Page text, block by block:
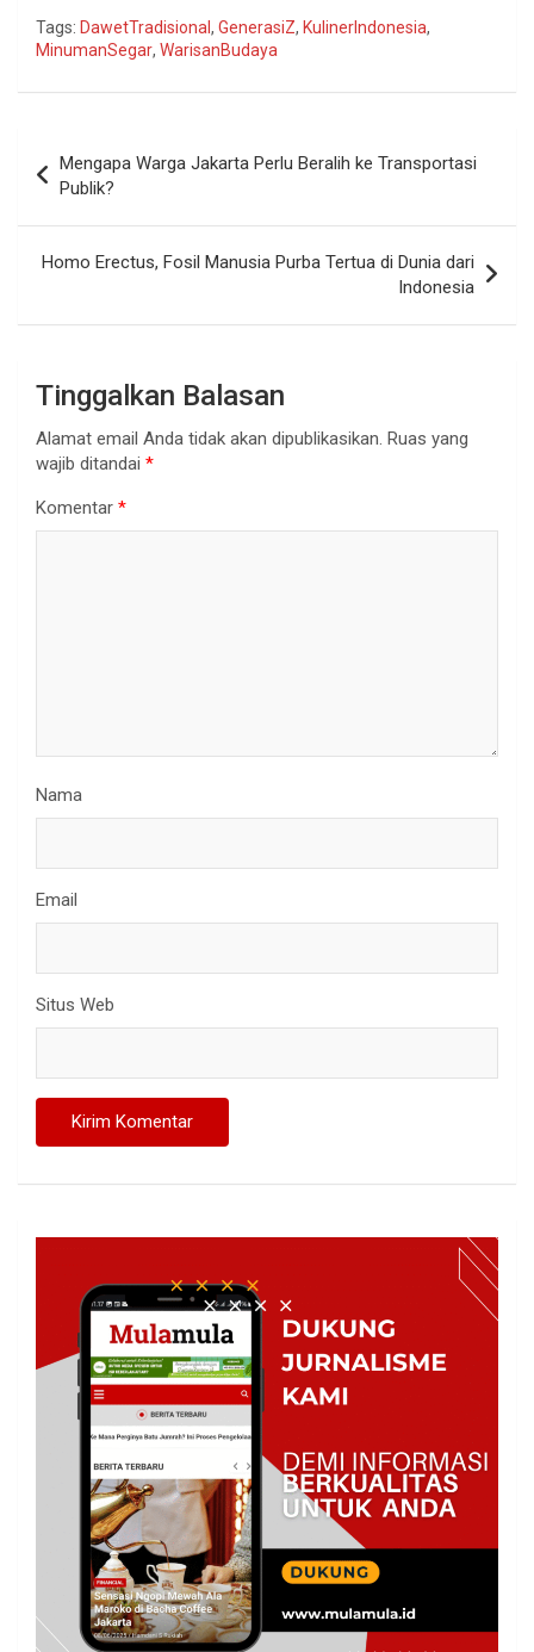
Tags: DawetTradisional, GenerasiZ, KulinerIndonesia,
MinumanSegar, WarisanBudaya
pos
Mengapa Warga Jakarta Perlu Beralih ke Transportasi
Publik?
Homo Erectus, Fosil Manusia Purba Tertua di Dunia dari
Indonesia
Tinggalkan Balasan
Alamat email Anda tidak akan dipublikasikan. Ruas yang
wajib ditandai *
Komentar *
Nama
Email
Situs Web